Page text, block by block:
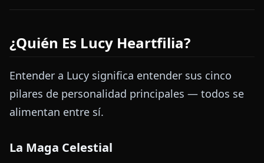
¿Quién Es Lucy Heartfilia?
Entender a Lucy significa entender sus cinco
pilares de personalidad principales — todos se
alimentan entre sí.
La Maga Celestial